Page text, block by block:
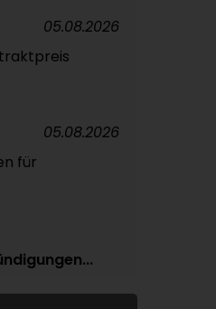
05.08.2026
für
05.08.2026